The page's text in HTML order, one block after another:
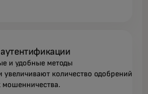
и удобные методы
увеличивают количество одобрений